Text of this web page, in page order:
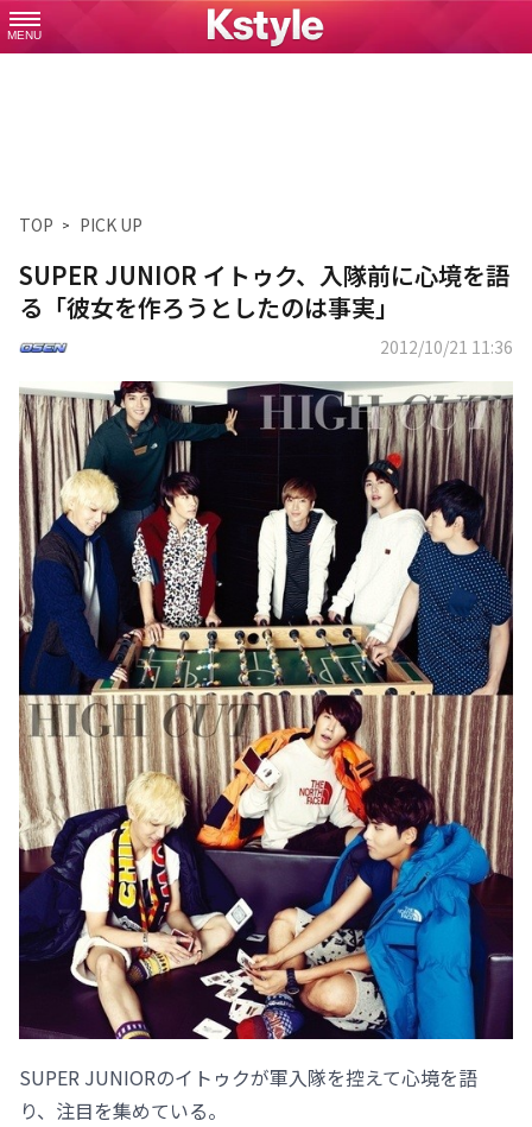
MENU
TOP PICK UP
SUPER JUNIOR イトゥク、入隊前に心境を語
る「彼女を作ろうとしたのは事実」
2012/10/21 11:36
SUPER JUNIORのイトゥクが軍入隊を控えて心境を語
り、注目を集めている。